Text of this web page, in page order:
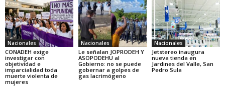
Nacionales
CONADEH exige
investigar con
objetividad e
imparcialidad toda
muerte violenta de
mujeres
Nacionales
Le señalan JOPRODEH Y
ASOPODEHU al
Gobierno: no se puede
gobernar a golpes de
gas lacrimógeno
Nacionales
Jetstereo inaugura
nueva tienda en
Jardines del Valle, San
Pedro Sula